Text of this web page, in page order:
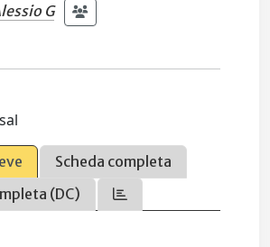
G
Scheda completa
(DC)